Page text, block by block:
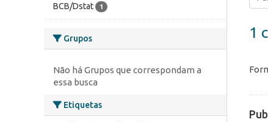
BCB/Dstat 1
Grupos
Não há Grupos que correspondam a
essa busca
Etiquetas
1